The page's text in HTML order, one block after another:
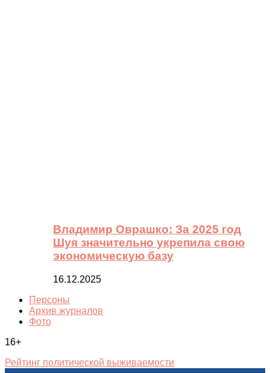
Владимир Оврашко: За 2025 год
Шуя значительно укрепила свою
экономическую базу
16.12.2025
Персоны
Архив журналов
Фото
16+
Рейтинг политической выживаемости